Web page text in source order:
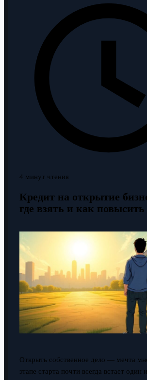
4 минут чтения
Кредит на открытие
где взять и как
Открыть собственное дело — мечта
этапе старта почти всегда встает один